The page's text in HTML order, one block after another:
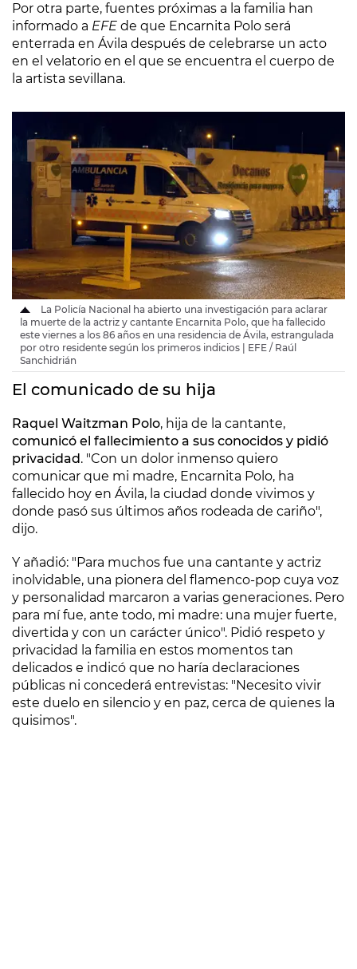
Por otra parte, fuentes próximas a la familia han
informado a EFE de que Encarnita Polo será
enterrada en Ávila después de celebrarse un acto
en el velatorio en el que se encuentra el cuerpo de
la artista sevillana.
La Policía Nacional ha abierto una investigación para aclarar
la muerte de la actriz y cantante Encarnita Polo, que ha fallecido
este viernes a los 86 años en una residencia de Ávila, estrangulada
por otro residente según los primeros indicios | EFE / Raúl
Sanchidrián
El comunicado de su hija
Raquel Waitzman Polo, hija de la cantante,
comunicó el fallecimiento a sus conocidos y pidió
privacidad. "Con un dolor inmenso quiero
comunicar que mi madre, Encarnita Polo, ha
fallecido hoy en Ávila, la ciudad donde vivimos y
donde pasó sus últimos años rodeada de cariño",
dijo.
Y añadió: "Para muchos fue una cantante y actriz
inolvidable, una pionera del flamenco-pop cuya voz
y personalidad marcaron a varias generaciones. Pero
para mí fue, ante todo, mi madre: una mujer fuerte,
divertida y con un carácter único". Pidió respeto y
privacidad la familia en estos momentos tan
delicados e indicó que no haría declaraciones
públicas ni concederá entrevistas: "Necesito vivir
este duelo en silencio y en paz, cerca de quienes la
quisimos".